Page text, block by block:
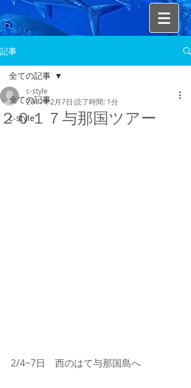
記事
全ての記事
c-style
全ての記事
２０１７与那国ツアー
c-style
2017年2月7日 読了時間: 1分
2/4~7日　西のはて与那国島へ